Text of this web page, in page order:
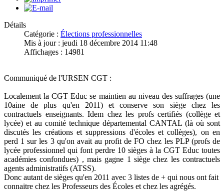
Détails
Catégorie : Élections professionnelles
Mis à jour : jeudi 18 décembre 2014 11:48
Affichages : 14981
Communiqué de l'URSEN CGT :
Localement la CGT Educ se maintien au niveau des suffrages (une
10aine de plus qu'en 2011) et conserve son siège chez les
contractuels enseignants. Idem chez les profs certifiés (collège et
lycée) et au comité technique départemental CANTAL (là où sont
discutés les créations et suppressions d'écoles et collèges), on en
perd 1 sur les 3 qu'on avait au profit de FO chez les PLP (profs de
lycée professionnel qui font perdre 10 sièges à la CGT Educ toutes
académies confondues) , mais gagne 1 siège chez les contractuels
agents administratifs (ATSS).
Donc autant de sièges qu'en 2011 avec 3 listes de + qui nous ont fait
connaitre chez les Professeurs des Écoles et chez les agrégés.